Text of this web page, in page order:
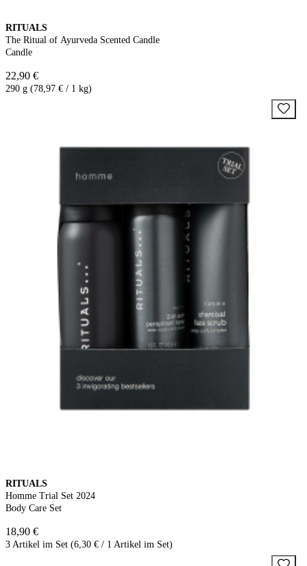
RITUALS
The Ritual of Ayurveda Scented Candle
Candle
22,90 €
290 g (78,97 € / 1 kg)
RITUALS
Homme Trial Set 2024
Body Care Set
18,90 €
3 Artikel im Set (6,30 € / 1 Artikel im Set)